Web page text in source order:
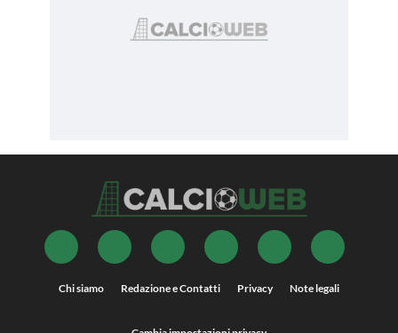
Chi siamo Redazione e Contatti Privacy Note legali